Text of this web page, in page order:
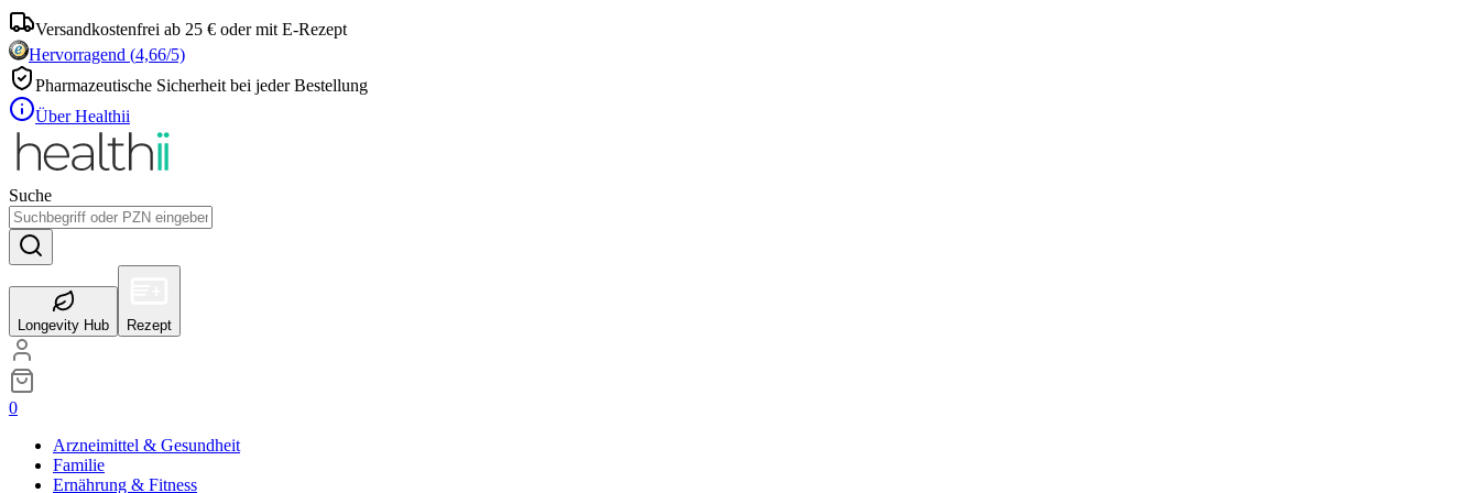
Versandkostenfrei ab 25 € oder mit E-Rezept
Hervorragend (4,66/5)
Pharmazeutische Sicherheit bei jeder Bestellung
Über Healthii
Suche
Longevity Hub Rezept
0
Arzneimittel & Gesundheit
Familie
Ernährung & Fitness